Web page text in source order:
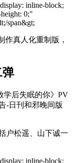
inline-block;
0;"
span&gt;
作真人化重制版，
弹
户松遥、山下诚一
inline-block;